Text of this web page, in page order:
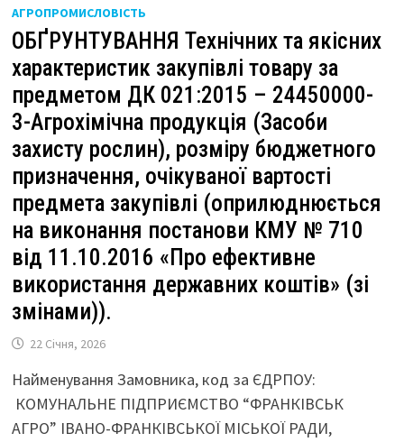
АГРОПРОМИСЛОВІСТЬ
ОБҐРУНТУВАННЯ Технічних та якісних
характеристик закупівлі товару за
предметом ДК 021:2015 – 24450000-
3-Агрохімічна продукція (Засоби
захисту рослин), розміру бюджетного
призначення, очікуваної вартості
предмета закупівлі (оприлюднюється
на виконання постанови КМУ № 710
від 11.10.2016 «Про ефективне
використання державних коштів» (зі
змінами)).
22 Січня, 2026
Найменування Замовника, код за ЄДРПОУ:
КОМУНАЛЬНЕ ПІДПРИЄМСТВО “ФРАНКІВСЬК
АГРО” ІВАНО-ФРАНКІВСЬКОЇ МІСЬКОЇ РАДИ,